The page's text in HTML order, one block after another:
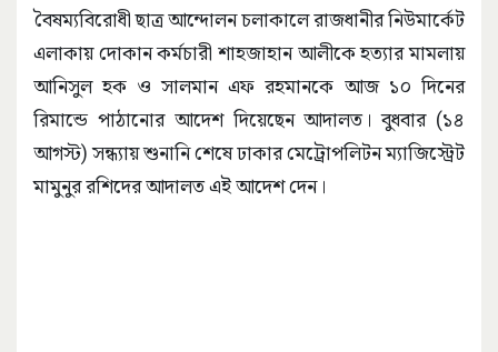
বৈষম্যবিরোধী ছাত্র আন্দোলন চলাকালে রাজধানীর নিউমার্কেট
এলাকায় দোকান কর্মচারী শাহজাহান আলীকে হত্যার মামলায়
আনিসুল হক ও সালমান এফ রহমানকে আজ ১০ দিনের
রিমান্ডে পাঠানোর আদেশ দিয়েছেন আদালত। বুধবার (১৪
আগস্ট) সন্ধ্যায় শুনানি শেষে ঢাকার মেট্রোপলিটন ম্যাজিস্ট্রেট
মামুনুর রশিদের আদালত এই আদেশ দেন।